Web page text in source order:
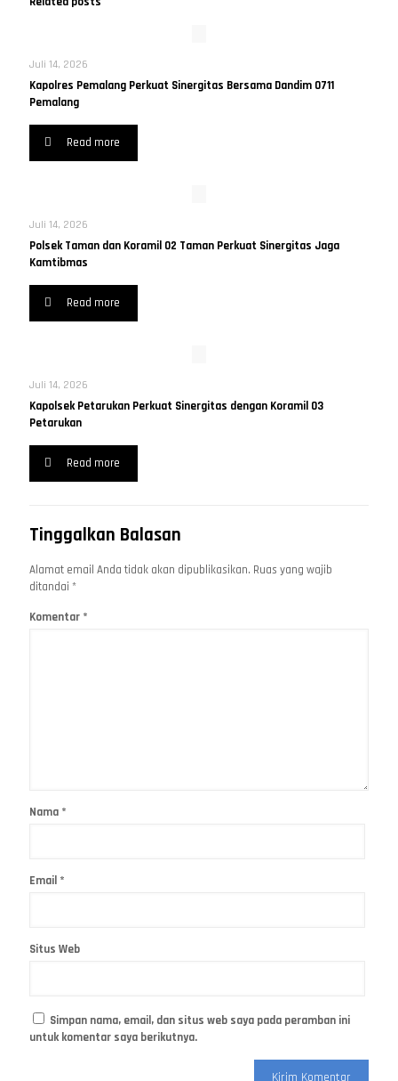
Juli 14, 2026
Kapolres Pemalang Perkuat Sinergitas Bersama Dandim 0711
Pemalang
Read more
Juli 14, 2026
Polsek Taman dan Koramil 02 Taman Perkuat Sinergitas Jaga
Kamtibmas
Read more
Juli 14, 2026
Kapolsek Petarukan Perkuat Sinergitas dengan Koramil 03
Petarukan
Read more
Tinggalkan Balasan
Alamat email Anda tidak akan dipublikasikan. Ruas yang wajib
ditandai *
Komentar *
Nama *
Email *
Situs Web
Simpan nama, email, dan situs web saya pada peramban ini
untuk komentar saya berikutnya.